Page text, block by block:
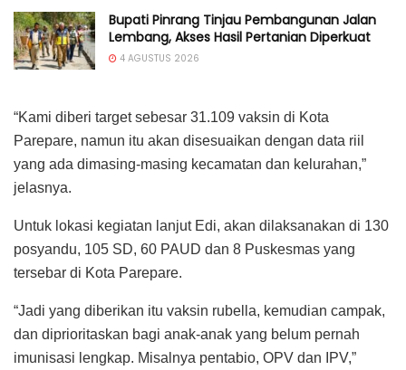
Bupati Pinrang Tinjau Pembangunan Jalan
Lembang, Akses Hasil Pertanian Diperkuat
4 AGUSTUS 2026
“Kami diberi target sebesar 31.109 vaksin di Kota
Parepare, namun itu akan disesuaikan dengan data riil
yang ada dimasing-masing kecamatan dan kelurahan,”
jelasnya.
Untuk lokasi kegiatan lanjut Edi, akan dilaksanakan di 130
posyandu, 105 SD, 60 PAUD dan 8 Puskesmas yang
tersebar di Kota Parepare.
“Jadi yang diberikan itu vaksin rubella, kemudian campak,
dan diprioritaskan bagi anak-anak yang belum pernah
imunisasi lengkap. Misalnya pentabio, OPV dan IPV,”